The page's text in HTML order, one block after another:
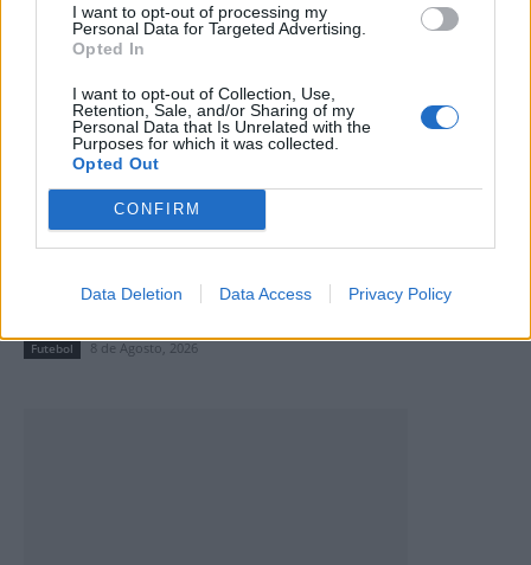
I want to opt-out of processing my
Personal Data for Targeted Advertising.
Opted In
I want to opt-out of Collection, Use,
Retention, Sale, and/or Sharing of my
Personal Data that Is Unrelated with the
Purposes for which it was collected.
Opted Out
CONFIRM
Data Deletion Data Access Privacy Policy
Quatro defesas, um penálti e uma tarde para a
Futebol 8 de Agosto, 2026